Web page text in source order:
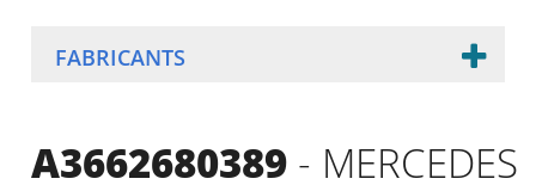
FABRICANTS
A3662680389 - MERCEDES